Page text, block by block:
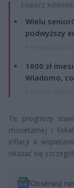
ZOBACZ
Wielu
podwyższy
1600 zł
Wiadomo,
Te prognozy
monetarnej i
inflacji a
okazać się
Obserwuj